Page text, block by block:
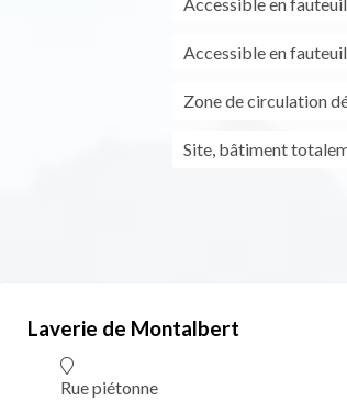
Accessible en
Zone de circulation
Site, bâtiment
Laverie de Montalbert
Rue piétonne